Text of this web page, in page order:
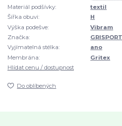
Materiál podšívky:
textil
Šířka obuvi:
H
Výška podešve:
Vibram
Značka:
GRISPORT
Vyjímatelná stélka:
ano
Membrána:
Gritex
Hlídat cenu / dostupnost
Do oblíbených